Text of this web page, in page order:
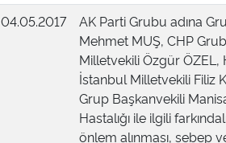
04.05.2017
AK Parti Grubu adına
Mehmet MUŞ, CHP
Milletvekili Özgür ÖZEL,
İstanbul Milletvekili Filiz
Grup Başkanvekili
Hastalığı ile ilgili
önlem alınması, sebep